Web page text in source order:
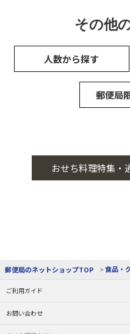
その他
人数から探す
郵便局
おせち料理特集・
郵便局のネットショップTOP 食品・
ご利用ガイド
お問い合わせ